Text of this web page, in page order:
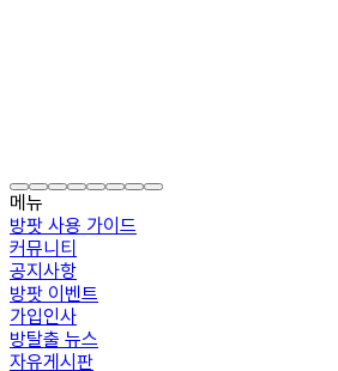
메뉴
방팟 사용 가이드
커뮤니티
공지사항
방팟 이벤트
가입인사
방탈출 뉴스
자유게시판